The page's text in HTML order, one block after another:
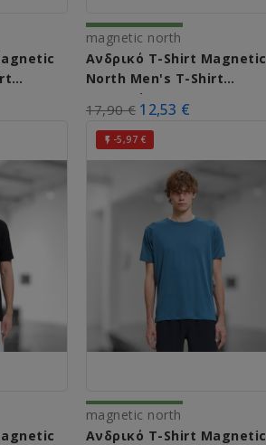
magnetic north
Ανδρικό T-Shirt Magnetic
North Men's T-Shirt
Mountain Wave A51012
(Black)
17,90 € 12,53 €
 -5,97 €
magnetic north
Ανδρικό T-Shirt Magnetic